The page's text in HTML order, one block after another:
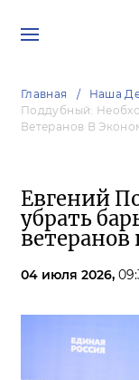
Главная Наша
Поддубный:
Ветеранов В
Евгений
убрать
04 июля 2026,